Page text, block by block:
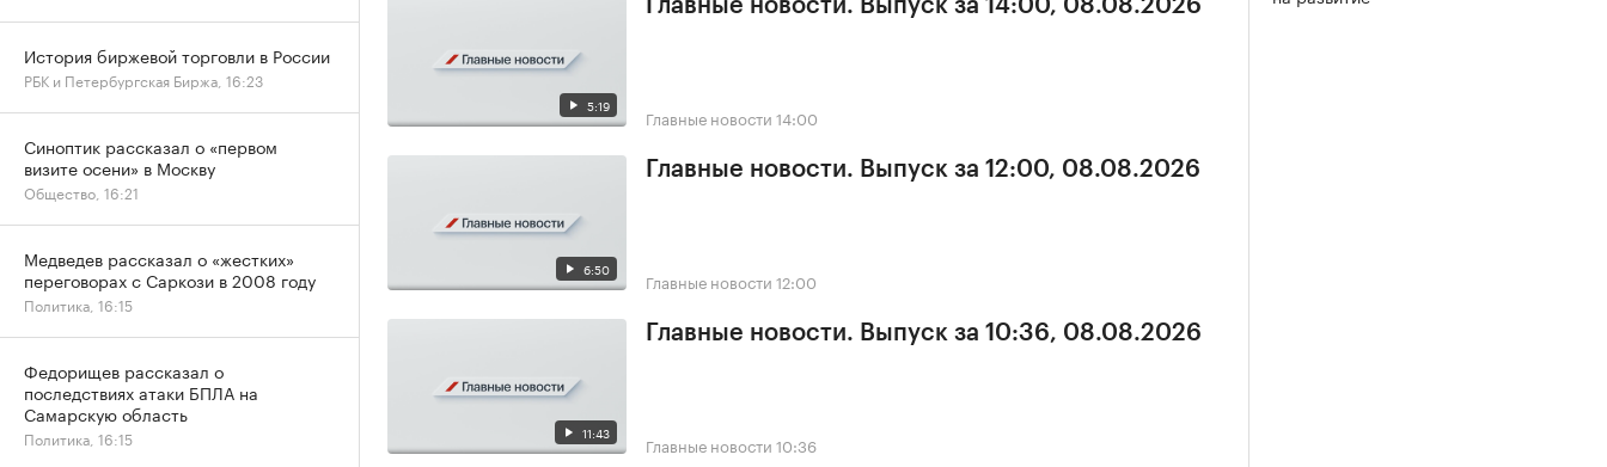
5:19
Главные новости. Выпуск за 14:00, 08.08.2026
Главные новости 14:00
6:50
Главные новости. Выпуск за 12:00, 08.08.2026
Главные новости 12:00
11:43
Главные новости. Выпуск за 10:36, 08.08.2026
Главные новости 10:36
История биржевой торговли в России
РБК и Петербургская Биржа, 16:23
Синоптик рассказал о «первом
визите осени» в Москву
Общество, 16:21
Медведев рассказал о «жестких»
переговорах с Саркози в 2008 году
Политика, 16:15
Федорищев рассказал о
последствиях атаки БПЛА на
Самарскую область
Политика, 16:15